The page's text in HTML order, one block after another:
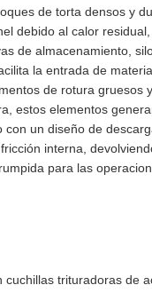
de torta densos y
debido al calor
de almacenamiento,
la entrada de
de rotura gruesos
estos elementos
un diseño de
interna,
para las
trituradoras de